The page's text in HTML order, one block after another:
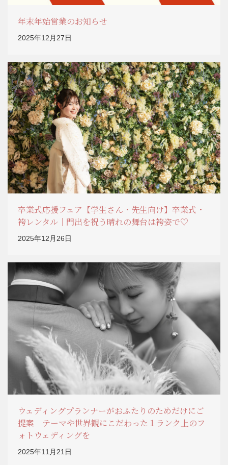
年末年始営業のお知らせ
2025年12月27日
卒業式応援フェア【学生さん・先生向け】卒業式・
袴レンタル｜門出を祝う晴れの舞台は袴姿で♡
2025年12月26日
ウェディングプランナーがおふたりのためだけにご
提案 テーマや世界観にこだわった１ランク上のフ
ォトウェディングを
2025年11月21日